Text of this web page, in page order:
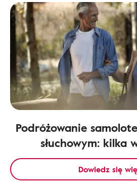
Podróżowanie
słuchowym: kilka
Dowiedz się